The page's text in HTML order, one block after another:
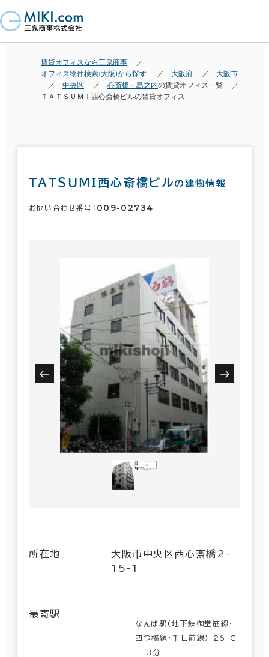
賃貸オフィスなら三鬼商事
オフィス物件検索(大阪)から探す
大阪府
大阪市
中央区
心斎橋・島之内の賃貸オフィス一覧
ＴＡＴＳＵＭＩ西心斎橋ビルの賃貸オフィス
ＴＡＴＳＵＭＩ西心斎橋ビル の建物情報
お問い合わせ番号： 009-02734
所在地
大阪市中央区西心斎橋2-
15-1
最寄駅
なんば駅(地下鉄御堂筋線･
四つ橋線･千日前線) 26-C
口 3分